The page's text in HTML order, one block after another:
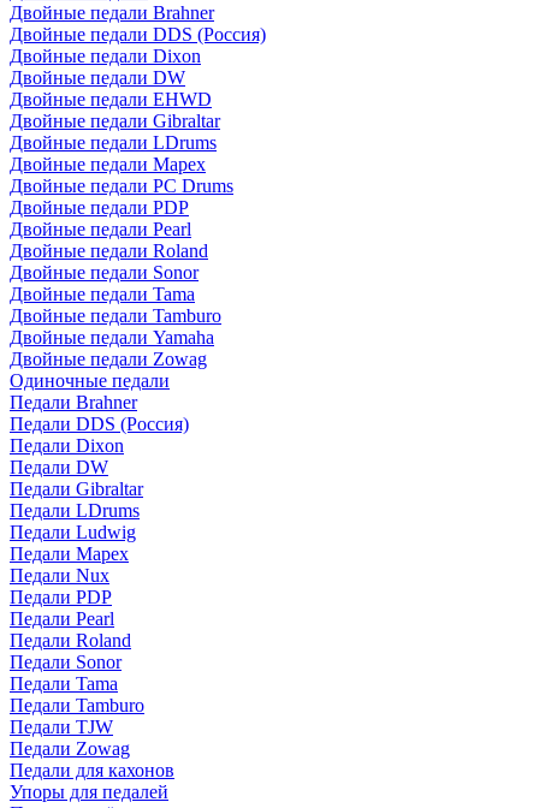
Двойные педали Brahner
Двойные педали DDS (Россия)
Двойные педали Dixon
Двойные педали DW
Двойные педали EHWD
Двойные педали Gibraltar
Двойные педали LDrums
Двойные педали Mapex
Двойные педали PC Drums
Двойные педали PDP
Двойные педали Pearl
Двойные педали Roland
Двойные педали Sonor
Двойные педали Tama
Двойные педали Tamburo
Двойные педали Yamaha
Двойные педали Zowag
Одиночные педали
Педали Brahner
Педали DDS (Россия)
Педали Dixon
Педали DW
Педали Gibraltar
Педали LDrums
Педали Ludwig
Педали Mapex
Педали Nux
Педали PDP
Педали Pearl
Педали Roland
Педали Sonor
Педали Tama
Педали Tamburo
Педали TJW
Педали Zowag
Педали для кахонов
Упоры для педалей